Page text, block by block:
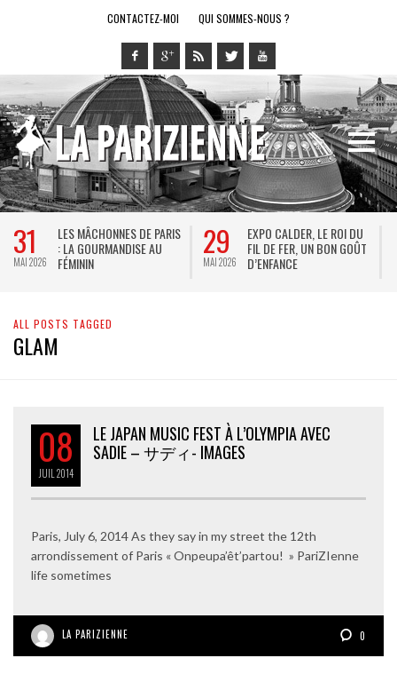
CONTACTEZ-MOI QUI SOMMES-NOUS ?
31
MAI 2026
LES MÂCHONNES DE PARIS
: LA GOURMANDISE AU
FÉMININ
29
MAI 2026
EXPO CALDER, LE ROI DU
FIL DE FER, UN BON GOÛT
D’ENFANCE
ALL POSTS TAGGED
GLAM
08
JUIL 2014
LE JAPAN MUSIC FEST À L’OLYMPIA AVEC
SADIE – サディ- IMAGES
Paris, July 6, 2014 As they say in my street the 12th
arrondissement of Paris « Onpeupa’êt’partou! » PariZIenne
life sometimes
LA PARIZIENNE 0